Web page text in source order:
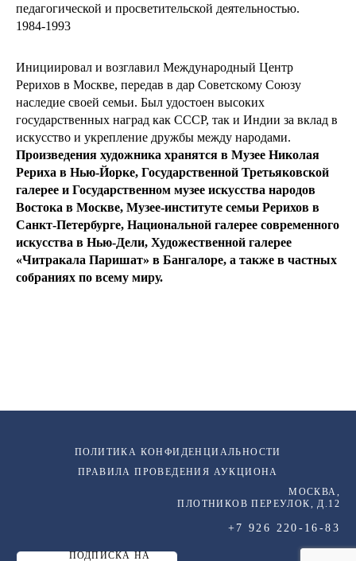
педагогической и просветительской деятельностью.
1984-1993
Инициировал и возглавил Международный Центр
Рерихов в Москве, передав в дар Советскому Союзу
наследие своей семьи. Был удостоен высоких
государственных наград как СССР, так и Индии за вклад в
искусство и укрепление дружбы между народами.
Произведения художника хранятся в Музее Николая
Рериха в Нью-Йорке, Государственной Третьяковской
галерее и Государственном музее искусства народов
Востока в Москве, Музее-институте семьи Рерихов в
Санкт-Петербурге, Национальной галерее современного
искусства в Нью-Дели, Художественной галерее
«Читракала Паришат» в Бангалоре, а также в частных
собраниях по всему миру.
ПОЛИТИКА КОНФИДЕНЦИАЛЬНОСТИ
ПРАВИЛА ПРОВЕДЕНИЯ АУКЦИОНА
МОСКВА,
ПЛОТНИКОВ ПЕРЕУЛОК, Д.12
+7 926 220-16-83
ПОДПИСКА НА